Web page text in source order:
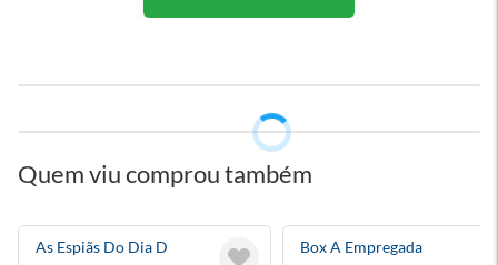
Quem viu comprou também
As Espiãs Do Dia D Box A Empregada